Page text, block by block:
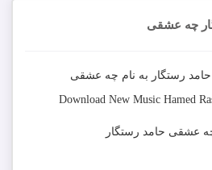
چه عشقی
حامد رستگار به نام چه عشقی
Download New Music Hamed